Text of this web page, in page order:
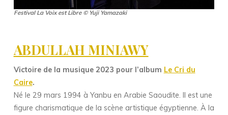
Festival La Voix est Libre © Yuji Yamazaki
ABDULLAH MINIAWY
Victoire de la musique 2023 pour l’album Le Cri du
Caire.
Né le 29 mars 1994 à Yanbu en Arabie Saoudite. Il est une
figure charismatique de la scène artistique égyptienne. À la